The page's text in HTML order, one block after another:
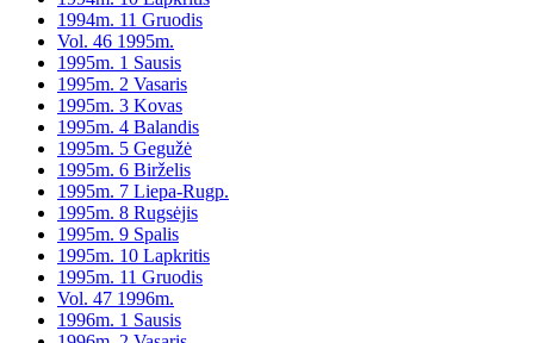
1994m. 11 Gruodis
Vol. 46 1995m.
1995m. 1 Sausis
1995m. 2 Vasaris
1995m. 3 Kovas
1995m. 4 Balandis
1995m. 5 Gegužė
1995m. 6 Birželis
1995m. 7 Liepa-Rugp.
1995m. 8 Rugsėjis
1995m. 9 Spalis
1995m. 10 Lapkritis
1995m. 11 Gruodis
Vol. 47 1996m.
1996m. 1 Sausis